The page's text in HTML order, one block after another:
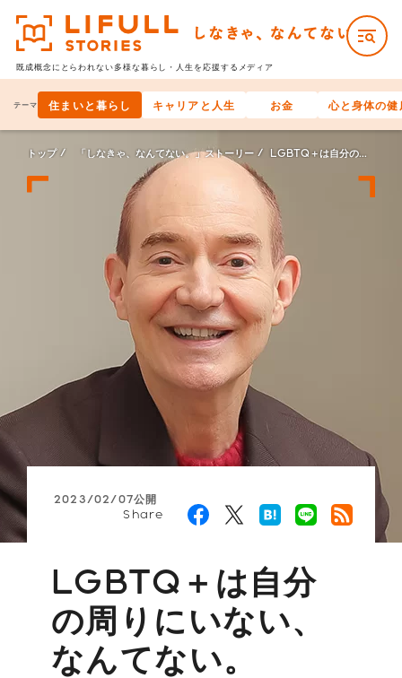
既成概念にとらわれない多様な暮らし・人生を応援するメディア
テーマ 住まいと暮らし キャリアと人生 お金 心と身体の健
トップ 「しなきゃ、なんてない。」ストーリー LGBTQ＋は自分の周りにいない、なんてない。
2023/02/07公開
Share
LGBTQ＋は自分
の周りにいない、
なんてない。